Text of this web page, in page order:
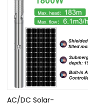
AC/DC Solar-